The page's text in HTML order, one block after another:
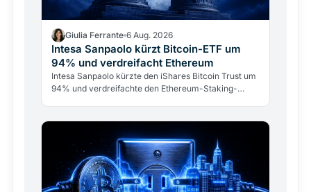
Giulia Ferrante 6 Aug. 2026
Intesa Sanpaolo kürzt Bitcoin-ETF um
94% und verdreifacht Ethereum
Intesa Sanpaolo kürzte den iShares Bitcoin Trust um
94% und verdreifachte den Ethereum-Staking-